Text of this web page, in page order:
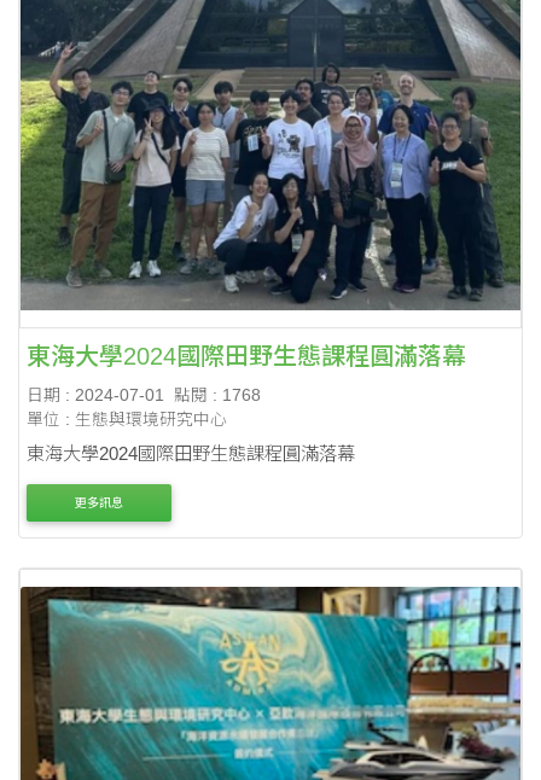
東海大學2024國際田野生態課程圓滿落幕
日期 : 2024-07-01
點閱 : 1768
單位 : 生態與環境研究中心
東海大學2024國際田野生態課程圓滿落幕
更多訊息